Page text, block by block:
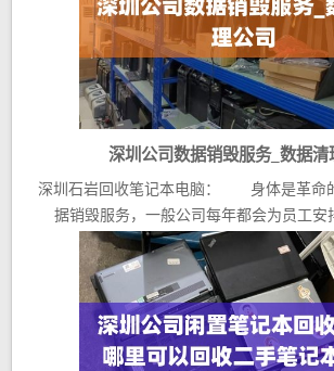
深圳公司数据销毁服务_数据清
深圳石岩回收笔记本电脑： 身体是革命
据销毁服务，一般公司每年都会为员工安